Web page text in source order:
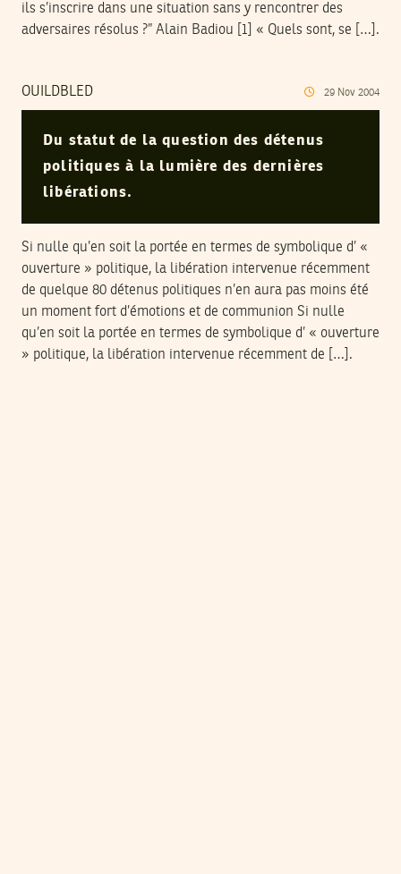
ils s’inscrire dans une situation sans y rencontrer des
adversaires résolus ?” Alain Badiou [1] « Quels sont, se […].
OUILDBLED 29 Nov 2004
Du statut de la question des détenus
politiques à la lumière des dernières
libérations.
Si nulle qu’en soit la portée en termes de symbolique d’ «
ouverture » politique, la libération intervenue récemment
de quelque 80 détenus politiques n’en aura pas moins été
un moment fort d’émotions et de communion Si nulle
qu’en soit la portée en termes de symbolique d’ « ouverture
» politique, la libération intervenue récemment de […].